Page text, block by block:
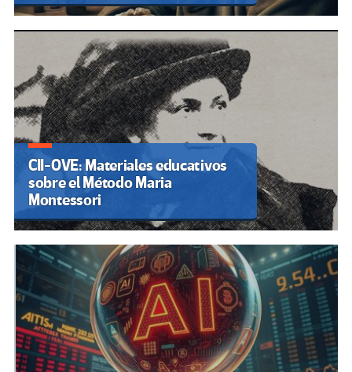
CII-OVE: Materiales educativos
sobre el Método Maria
Montessori